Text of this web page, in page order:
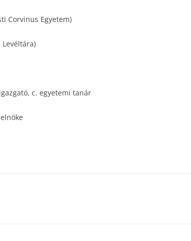
Corvinus Egyetem)
Levéltára)
c. egyetemi tanár